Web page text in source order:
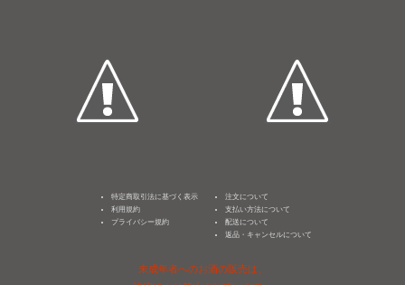
特定商取引法に基づく表示
利用規約
プライバシー規約
注文について
支払い方法について
配送について
返品・キャンセルについて
未成年者へのお酒の販売は、